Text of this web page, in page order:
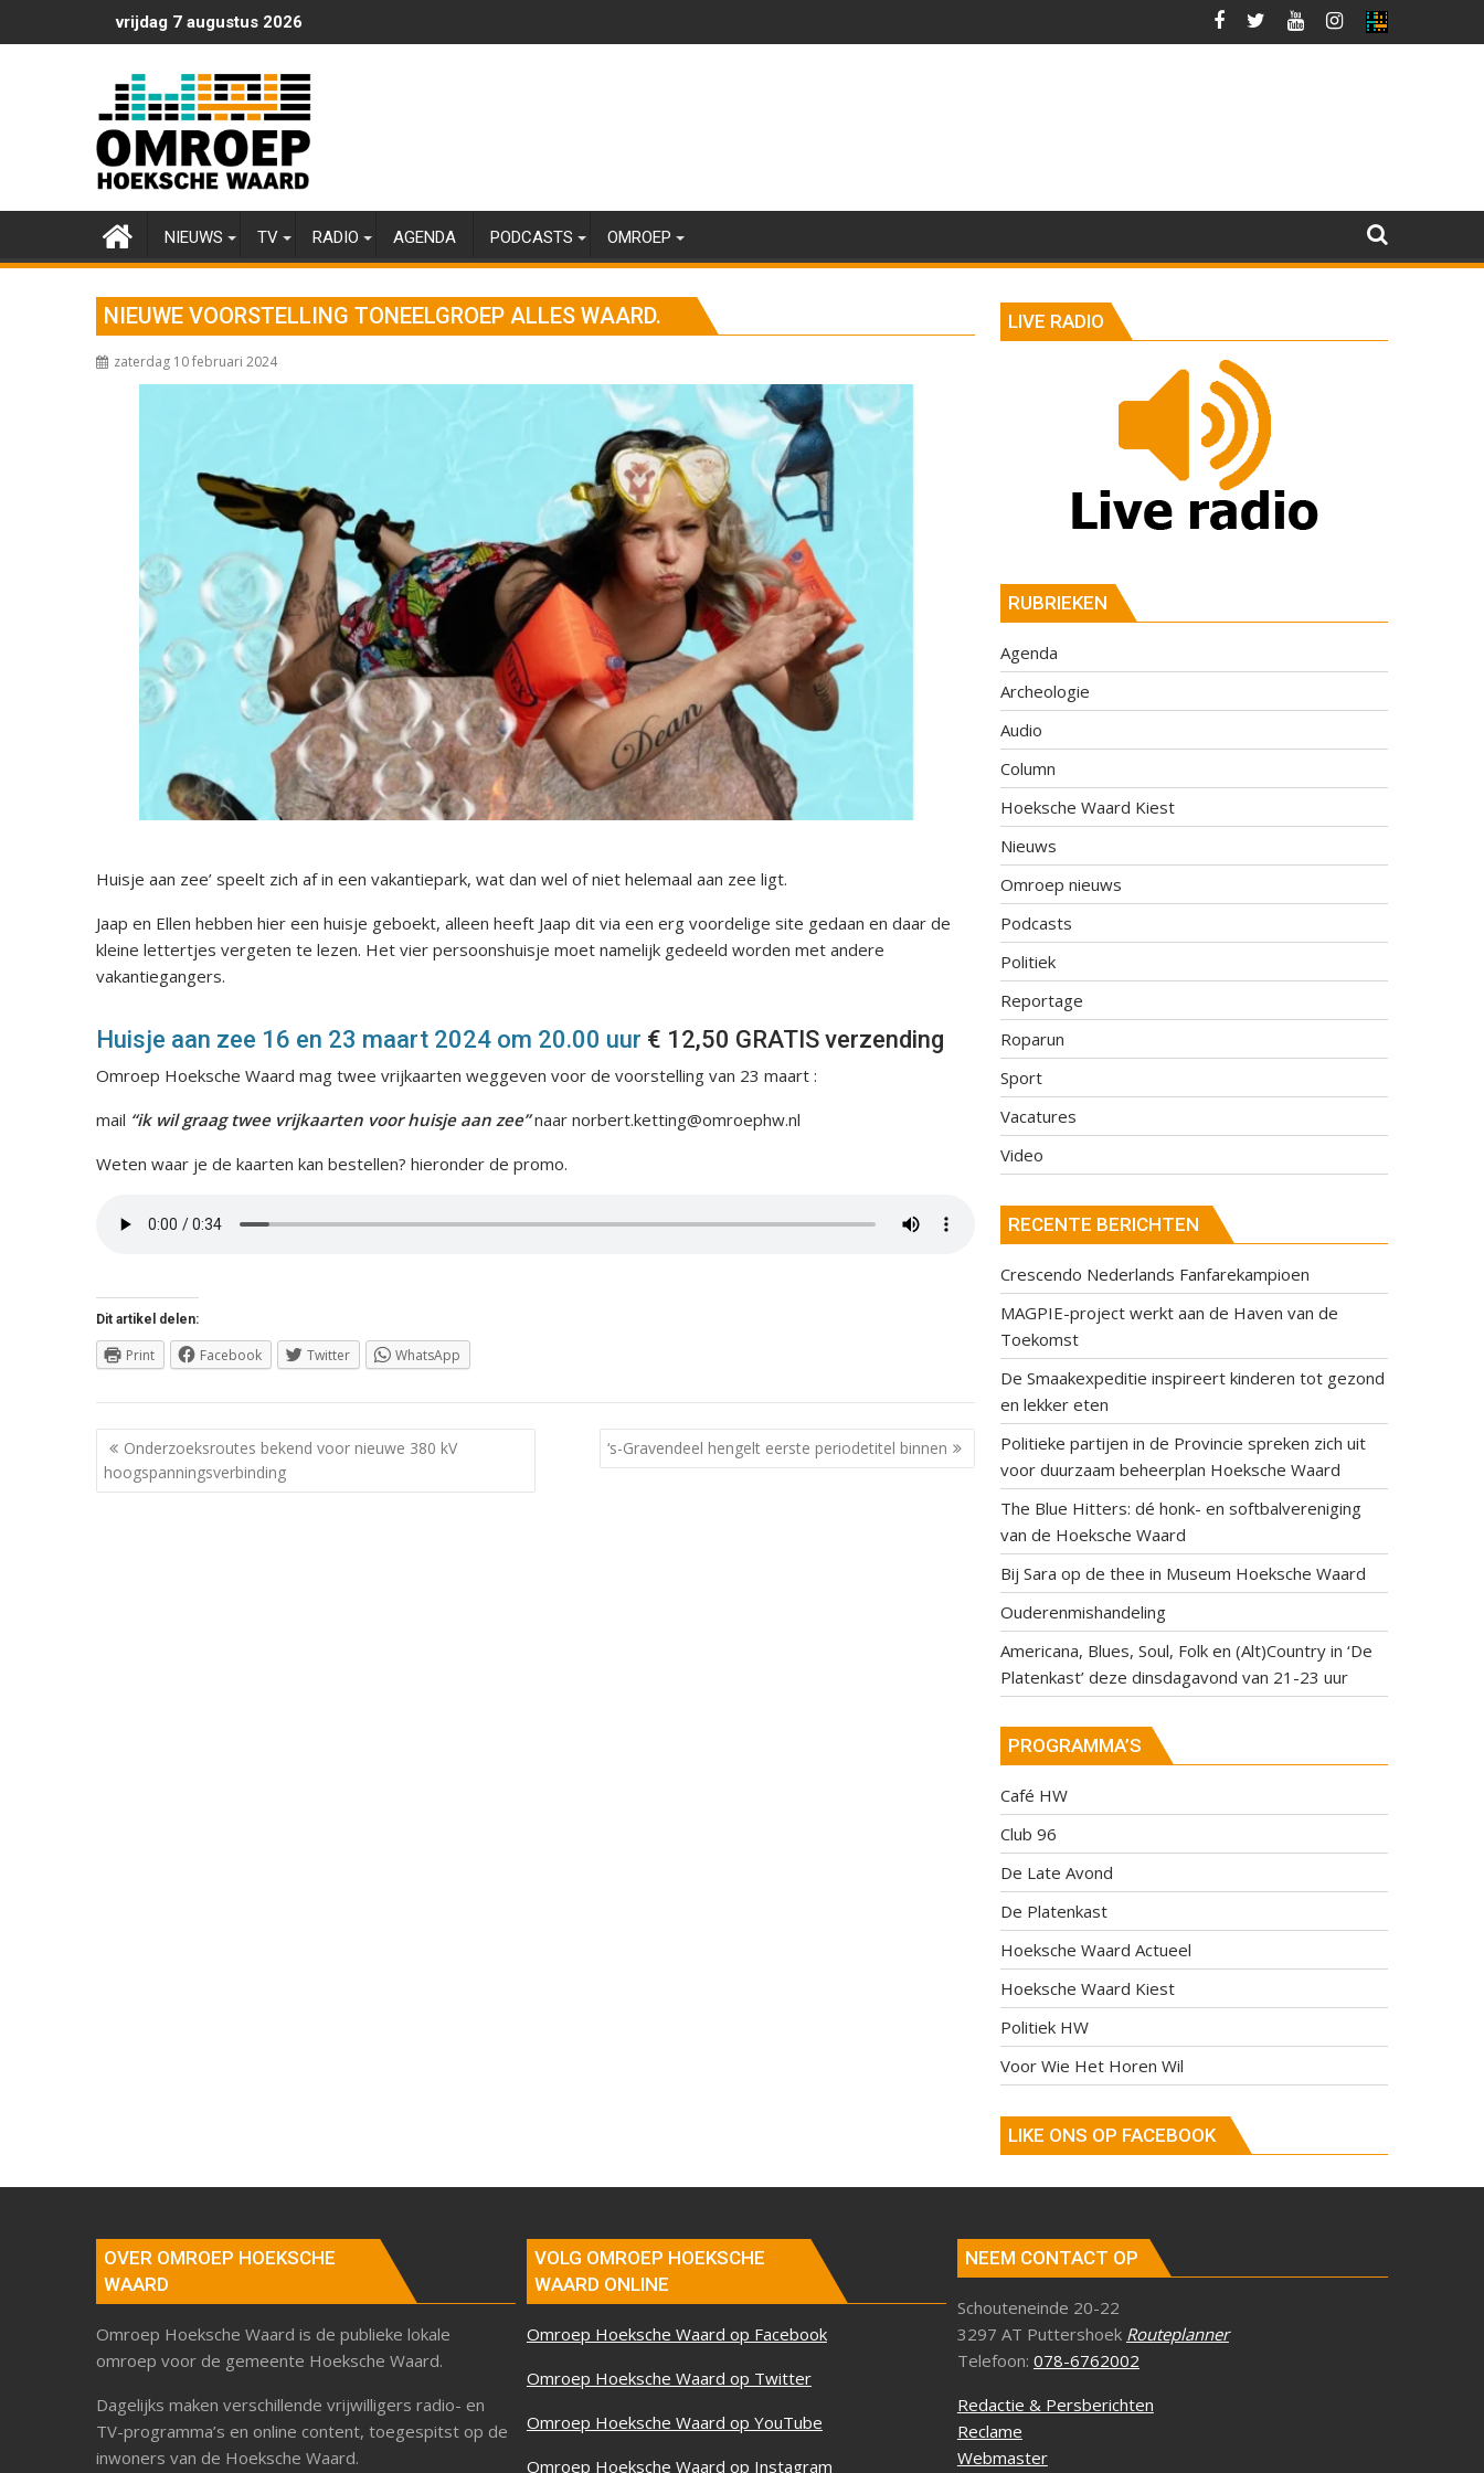
naar
vrijdag 7 augustus 2026
NIEUWS TV RADIO AGENDA PODCASTS OMROEP
NIEUWE VOORSTELLING TONEELGROEP ALLES WAARD.
zaterdag 10 februari 2024
Huisje aan zee’ speelt zich af in een vakantiepark, wat dan wel of niet helemaal aan zee ligt.
Jaap en Ellen hebben hier een huisje geboekt, alleen heeft Jaap dit via een erg voordelige site gedaan en daar de
kleine lettertjes vergeten te lezen. Het vier persoonshuisje moet namelijk gedeeld worden met andere
vakantiegangers.
Huisje aan zee 16 en 23 maart 2024 om 20.00 uur € 12,50 GRATIS verzending
Omroep Hoeksche Waard mag twee vrijkaarten weggeven voor de voorstelling van 23 maart :
mail “ik wil graag twee vrijkaarten voor huisje aan zee”naar norbert.ketting@omroephw.nl
Weten waar je de kaarten kan bestellen? hieronder de promo.
Dit artikel delen:
Print Facebook Twitter WhatsApp
Berichtnavigatie
Onderzoeksroutes bekend voor nieuwe 380 kV
hoogspanningsverbinding
‘s-Gravendeel hengelt eerste periodetitel binnen
LIVE RADIO
RUBRIEKEN
Agenda
Archeologie
Audio
Column
Hoeksche Waard Kiest
Nieuws
Omroep nieuws
Podcasts
Politiek
Reportage
Roparun
Sport
Vacatures
Video
RECENTE BERICHTEN
Crescendo Nederlands Fanfarekampioen
MAGPIE-project werkt aan de Haven van de
Toekomst
De Smaakexpeditie inspireert kinderen tot gezond
en lekker eten
Politieke partijen in de Provincie spreken zich uit
voor duurzaam beheerplan Hoeksche Waard
The Blue Hitters: dé honk- en softbalvereniging
van de Hoeksche Waard
Bij Sara op de thee in Museum Hoeksche Waard
Ouderenmishandeling
Americana, Blues, Soul, Folk en (Alt)Country in ‘De
Platenkast’ deze dinsdagavond van 21-23 uur
PROGRAMMA’S
Café HW
Club 96
De Late Avond
De Platenkast
Hoeksche Waard Actueel
Hoeksche Waard Kiest
Politiek HW
Voor Wie Het Horen Wil
LIKE ONS OP FACEBOOK
OVER OMROEP HOEKSCHE
WAARD
Omroep Hoeksche Waard is de publieke lokale
omroep voor de gemeente Hoeksche Waard.
Dagelijks maken verschillende vrijwilligers radio- en
TV-programma’s en online content, toegespitst op de
inwoners van de Hoeksche Waard.
VOLG OMROEP HOEKSCHE
WAARD ONLINE
Omroep Hoeksche Waard op Facebook
Omroep Hoeksche Waard op Twitter
Omroep Hoeksche Waard op YouTube
Omroep Hoeksche Waard op Instagram
NEEM CONTACT OP
Schouteneinde 20-22
3297 AT Puttershoek Routeplanner
Telefoon: 078-6762002
Redactie & Persberichten
Reclame
Webmaster